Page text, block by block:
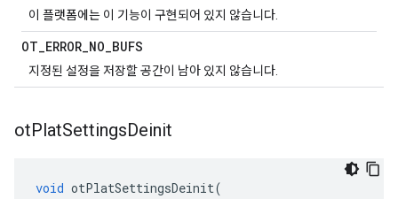
이 플랫폼에는 이 기능이 구현되어 있지 않습니다.
OT_ERROR_NO_BUFS
지정된 설정을 저장할 공간이 남아 있지 않습니다.
otPlatSettingsDeinit
void otPlatSettingsDeinit(